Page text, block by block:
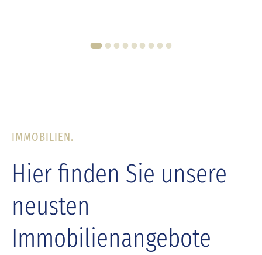
1 2 3 4 5 6 7 8 9
IMMOBILIEN.
Hier finden Sie unsere
neusten
Immobilienangebote